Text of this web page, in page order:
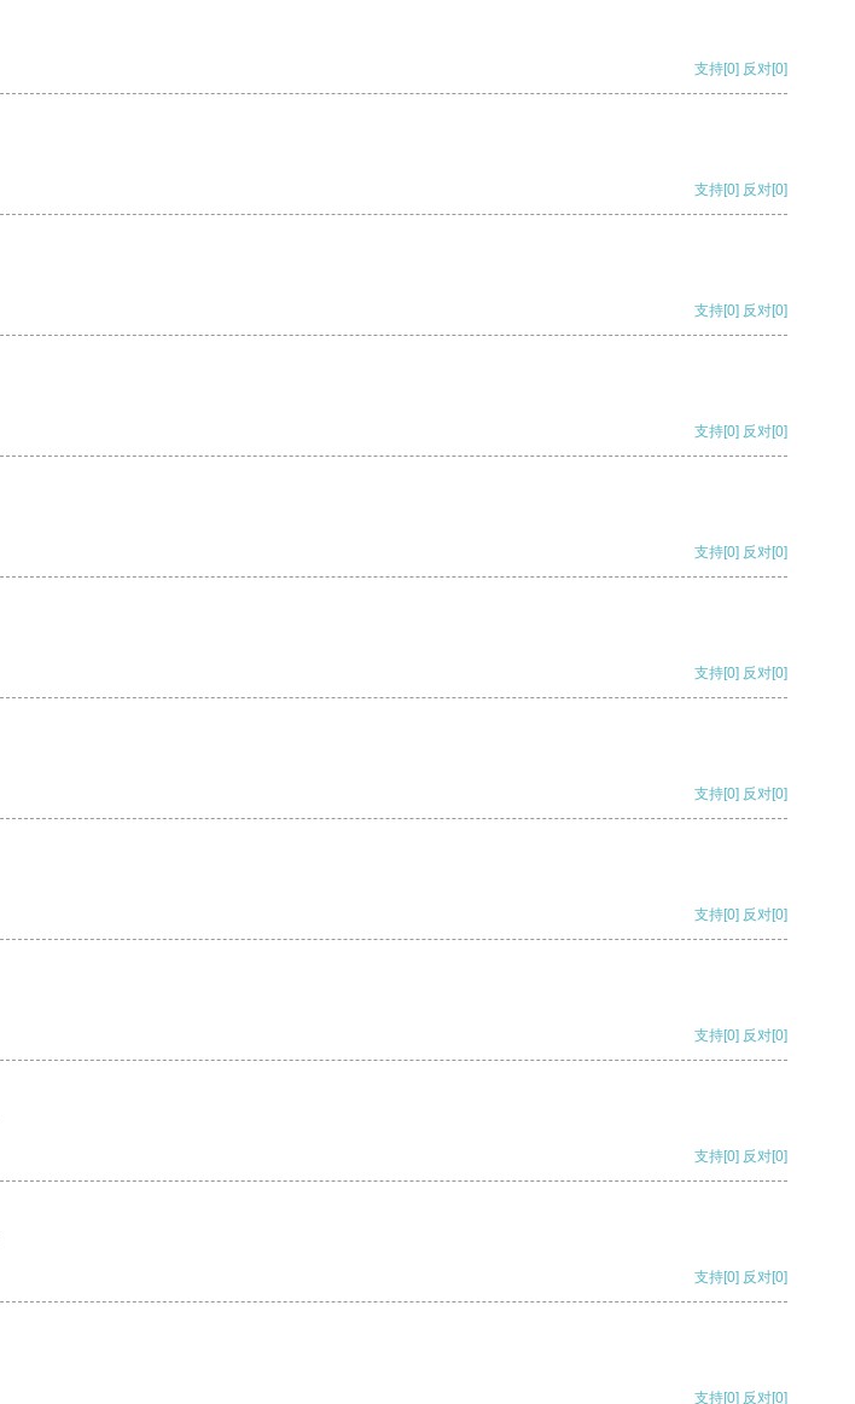
支持[0] 反对[0]
支持[0] 反对[0]
支持[0] 反对[0]
支持[0] 反对[0]
支持[0] 反对[0]
支持[0] 反对[0]
支持[0] 反对[0]
支持[0] 反对[0]
支持[0] 反对[0]
支持[0] 反对[0]
支持[0] 反对[0]
支持[0] 反对[0]